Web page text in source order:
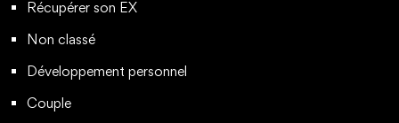
Récupérer son EX
Non classé
Développement personnel
Couple